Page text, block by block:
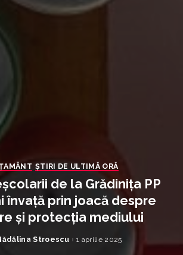
ȘTIRI DE ULTIMĂ ORĂ
de la Grădinița PP
învață prin joacă despre
și protecția mediului
Stroescu 1 aprilie 2025